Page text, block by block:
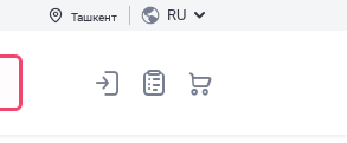
Ташкент RU